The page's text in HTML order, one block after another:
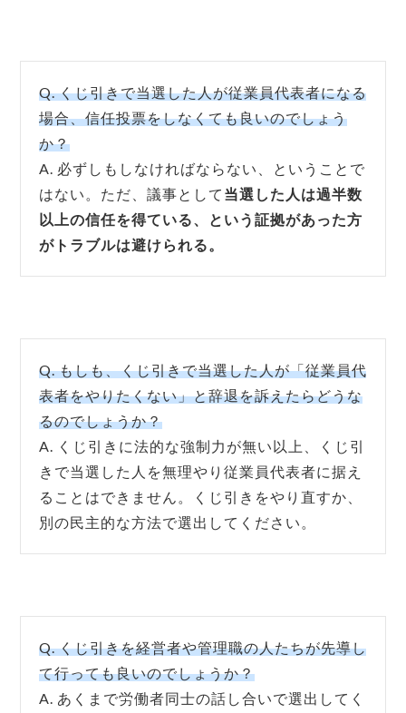
Q. くじ引きで当選した人が従業員代表者になる
場合、信任投票をしなくても良いのでしょう
か？
A. 必ずしもしなければならない、ということで
はない。ただ、議事として 当選した人は過半数
以上の信任を得ている、という証拠があった方
がトラブルは避けられる 。
Q. もしも、くじ引きで当選した人が「従業員代
表者をやりたくない」と辞退を訴えたらどうな
るのでしょうか？
A. くじ引きに法的な強制力が無い以上、くじ引
きで当選した人を無理やり従業員代表者に据え
ることはできません。くじ引きをやり直すか、
別の民主的な方法で選出してください。
Q. くじ引きを経営者や管理職の人たちが先導し
て行っても良いのでしょうか？
A. あくまで労働者同士の話し合いで選出してく